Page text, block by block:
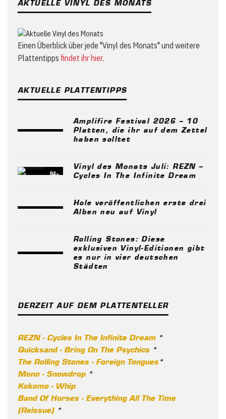
AKTUELLE VINYL DES MONATS
Einen Überblick über jede "Vinyl des Monats" und weitere
Plattentipps findet ihr hier.
AKTUELLE PLATTENTIPPS
Amplifire Festival 2026 – 10
Platten, die ihr auf dem Zettel
haben solltet
84%
Vinyl des Monats Juli: REZN –
Cycles In The Infinite Dream
Hole veröffentlichen erste drei
Alben neu auf Vinyl
Rolling Stones: Diese
exklusiven Vinyl-Editionen gibt
es nur in vier deutschen
Städten
DERZEIT AUF DEM PLATTENTELLER
REZN - Cycles In The Infinite Dream*
Quicksand - Bring On The Psychics*
The Rolling Stones - Foreign Tongues*
Mono - Snowdrop*
Kokomo - Whip
Band Of Horses - Everything All The Time
(Reissue)*